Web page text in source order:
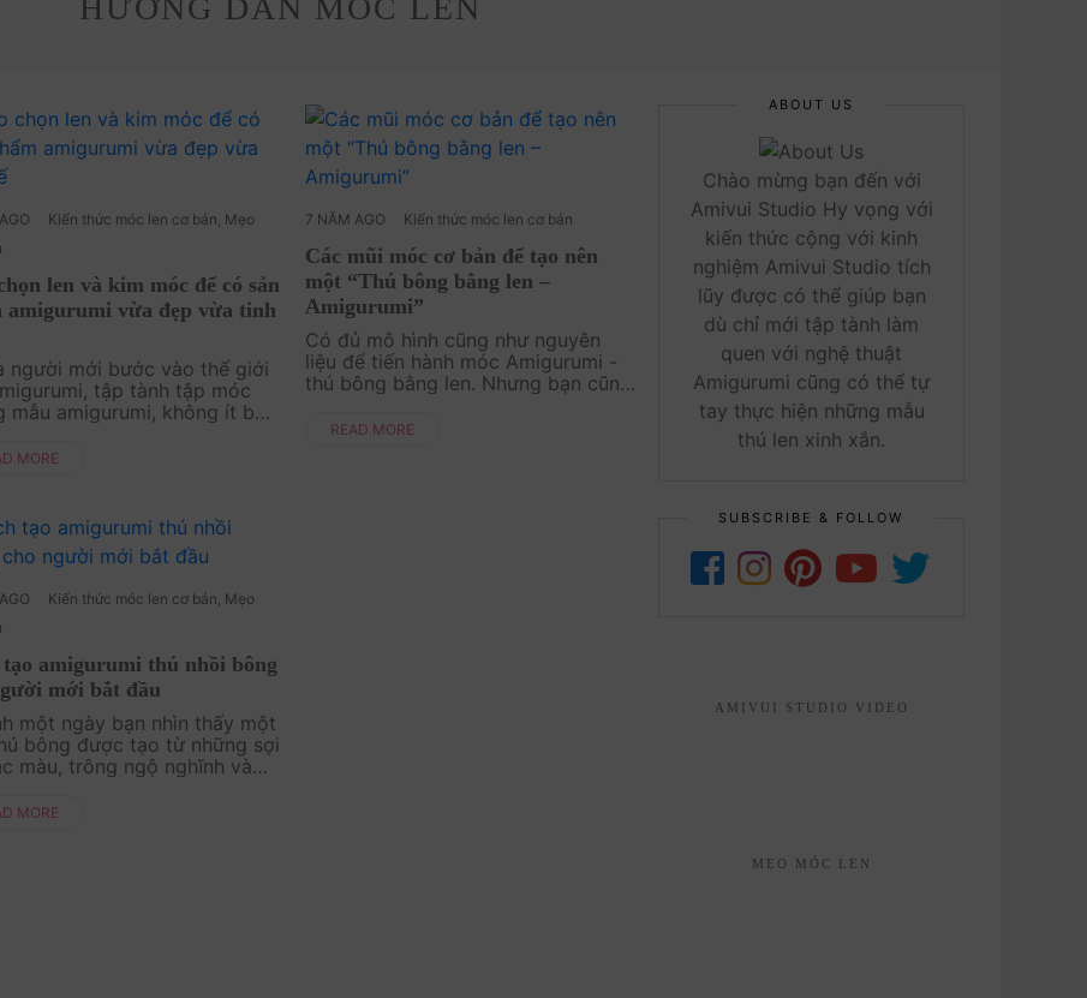
Kiến thức móc len cơ bản Mẹo
len và kim móc để có sản
amigurumi vừa đẹp vừa tinh
người mới bước vào thế giới
tập tành tập móc
mẫu amigurumi, không ít bạn
và kim móc như thế nào là
MORE
7 NĂM AGO Kiến thức móc len cơ bản
Các mũi móc cơ bản để tạo nên
một “Thú bông bằng len –
Amigurumi”
Có đủ mô hình cũng như nguyên
liệu để tiến hành móc Amigurumi -
thú bông bằng len. Nhưng bạn cũng
mũi móc nào cần cho mẫu
READ MORE
Kiến thức móc len cơ bản Mẹo
tạo amigurumi thú nhồi bông
mới bắt đầu
một ngày bạn nhìn thấy một
bông được tạo từ những sợi
màu, trông ngộ nghĩnh và
một sản phẩm như thế. Đó là
MORE
ABOUT US
Chào mừng bạn đến với
Amivui Studio Hy vọng với
kiến thức cộng với kinh
nghiệm Amivui Studio tích
lũy được có thể giúp bạn
dù chỉ mới tập tành làm
quen với nghệ thuật
Amigurumi cũng có thể tự
tay thực hiện những mẫu
thú len xinh xắn.
SUBSCRIBE & FOLLOW
AMIVUI STUDIO VIDEO
MẸO MÓC LEN